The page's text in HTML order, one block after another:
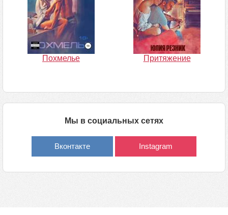
Похмелье Притяжение
Мы в социальных сетях
Вконтакте Instagram